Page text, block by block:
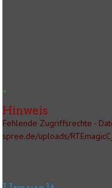
×
Hinweis
Fehlende Zugriffsrechte -
spree.de/uploads/